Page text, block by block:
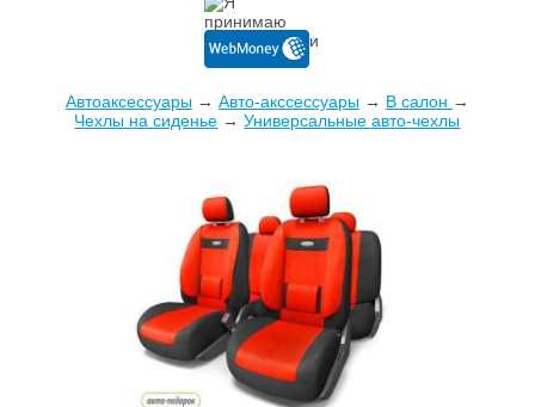
Автоаксессуары→ Авто-акссессуары→ В салон →
Чехлы на сиденье →Универсальные авто-чехлы